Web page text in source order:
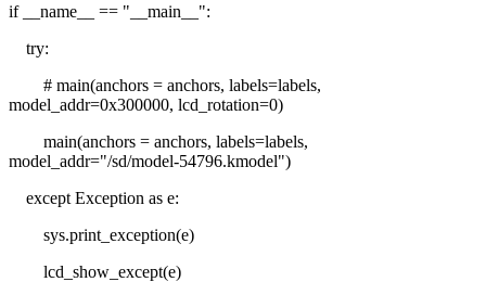
if __name__ == "__main__":
try:
# main(anchors = anchors, labels=labels,
model_addr=0x300000, lcd_rotation=0)
main(anchors = anchors, labels=labels,
model_addr="/sd/model-54796.kmodel")
except Exception as e:
sys.print_exception(e)
lcd_show_except(e)